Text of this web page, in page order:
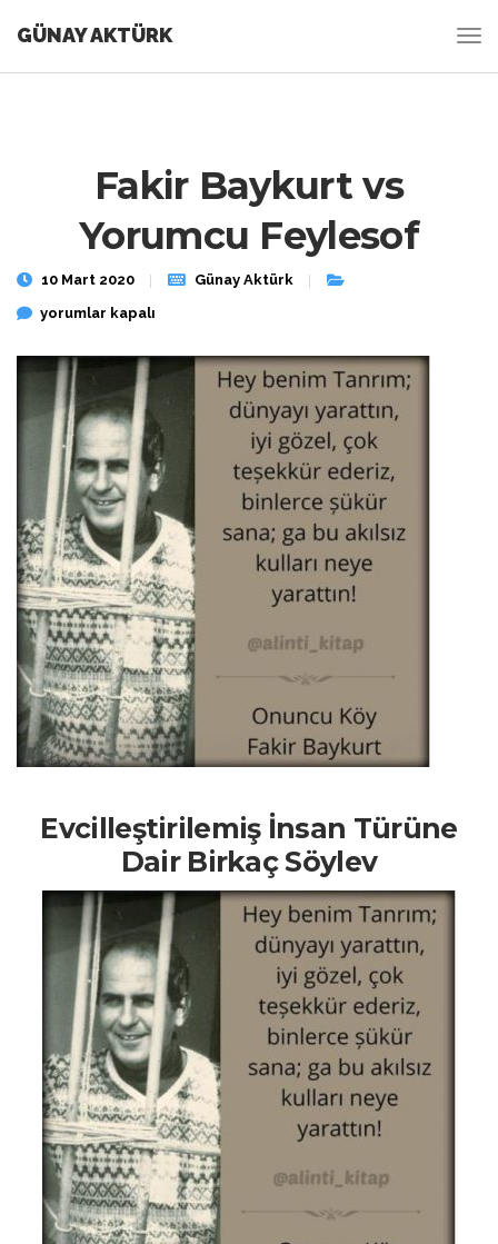
GÜNAY AKTÜRK
Fakir Baykurt vs
Yorumcu Feylesof
10 Mart 2020
Günay Aktürk
Fakir Baykurt vs Yorumcu Feylesof için
yorumlar kapalı
Evcilleştirilemiş İnsan Türüne
Dair Birkaç Söylev